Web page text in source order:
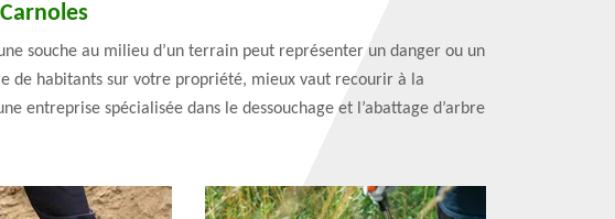
souche au milieu d’un terrain peut représenter un danger ou un
de habitants sur votre propriété, mieux vaut recourir à la
entreprise spécialisée dans le dessouchage et l’abattage d’arbre